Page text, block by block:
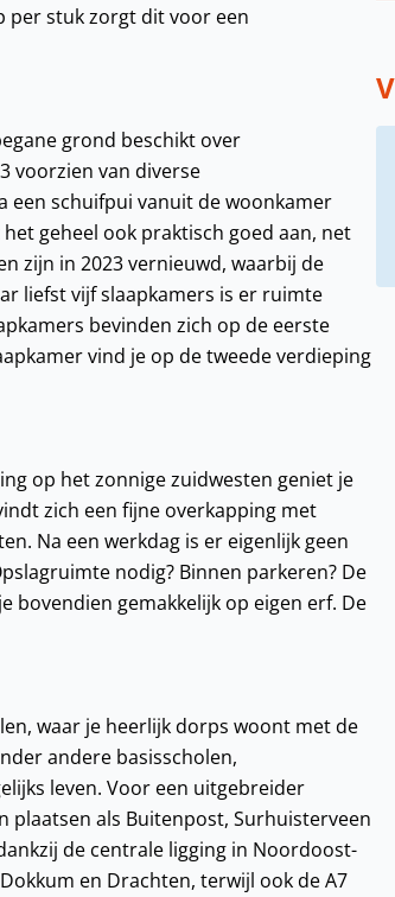
per stuk zorgt dit voor een
grond beschikt over
voorzien van diverse
een schuifpui vanuit de woonkamer
geheel ook praktisch goed aan, net
zijn in 2023 vernieuwd, waarbij de
liefst vijf slaapkamers is er ruimte
bevinden zich op de eerste
vind je op de tweede verdieping
op het zonnige zuidwesten geniet je
zich een fijne overkapping met
Na een werkdag is er eigenlijk geen
nodig? Binnen parkeren? De
bovendien gemakkelijk op eigen erf. De
waar je heerlijk dorps woont met de
andere basisscholen,
leven. Voor een uitgebreider
plaatsen als Buitenpost, Surhuisterveen
de centrale ligging in Noordoost-
en Drachten, terwijl ook de A7